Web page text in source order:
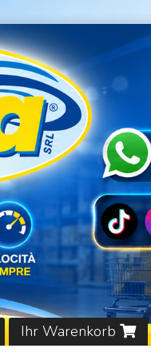
Ihr Warenkorb